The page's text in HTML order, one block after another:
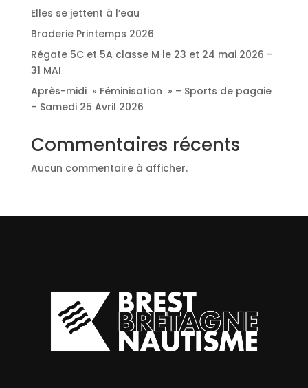
Elles se jettent à l’eau
Braderie Printemps 2026
Régate 5C et 5A classe M le 23 et 24 mai 2026 –
31 MAI
Après-midi » Féminisation » – Sports de pagaie
– Samedi 25 Avril 2026
Commentaires récents
Aucun commentaire à afficher.